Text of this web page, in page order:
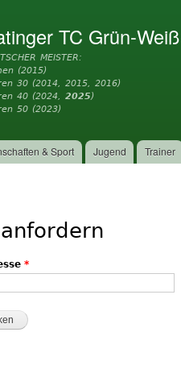
TC Grün-
MEISTER:
(2015)
30 (2014, 2015, 2016)
40 (2024,2025)
50 (2023)
& Sport Jugend Trainer
*